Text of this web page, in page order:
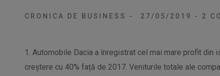
CRONICA DE BUSINESS - 27/05/2019 - 2
1. Automobile Dacia a înregistrat cel mai mare profit din
creștere cu 40% față de 2017. Veniturile totale ale